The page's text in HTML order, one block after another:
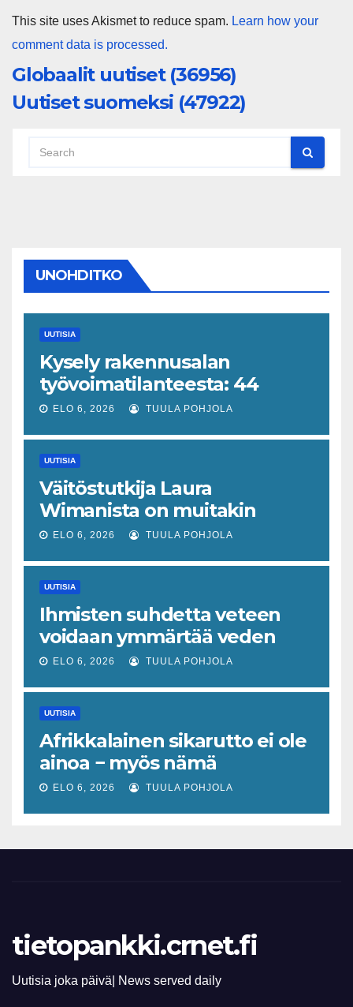
This site uses Akismet to reduce spam. Learn how your
comment data is processed.
Globaalit uutiset (36956)
Uutiset suomeksi (47922)
UNOHDITKO
UUTISIA
Kysely rakennusalan
työvoimatilanteesta: 44
prosenttia on havainnut
ELO 6, 2026 TUULA POHJOLA
UUTISIA
Väitöstutkija Laura
Wimanista on muitakin
keinoja pelastaa hyvin­
ELO 6, 2026 TUULA POHJOLA
UUTISIA
Ihmisten suhdetta veteen
voidaan ymmärtää veden
tajun käsitteen kautta
ELO 6, 2026 TUULA POHJOLA
UUTISIA
Afrikkalainen sikarutto ei ole
ainoa − myös nämä
virustaudit uhkaavat sekä
ELO 6, 2026 TUULA POHJOLA
tietopankki.crnet.fi
Uutisia joka päivä| News served daily